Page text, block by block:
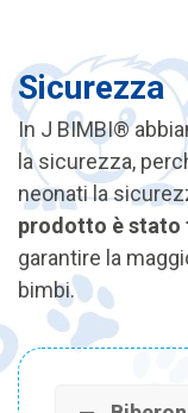
Sicurezza
In J BIMBI®
la sicurezza,
neonati la
prodotto è
garantire la
bimbi.